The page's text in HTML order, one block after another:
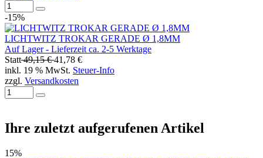
-15%
LICHTWITZ TROKAR GERADE Ø 1,8MM
Auf Lager - Lieferzeit ca. 2-5 Werktage
Statt49,15 €41,78 €
inkl. 19 % MwSt. Steuer-Info
zzgl. Versandkosten
Ihre zuletzt aufgerufenen Artikel
15%